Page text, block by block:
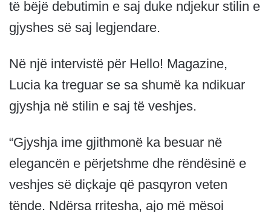
të bëjë debutimin e saj duke ndjekur stilin e
gjyshes së saj legjendare.
Në një intervistë për Hello! Magazine,
Lucia ka treguar se sa shumë ka ndikuar
gjyshja në stilin e saj të veshjes.
“Gjyshja ime gjithmonë ka besuar në
elegancën e përjetshme dhe rëndësinë e
veshjes së diçkaje që pasqyron veten
tënde. Ndërsa rritesha, ajo më mësoi